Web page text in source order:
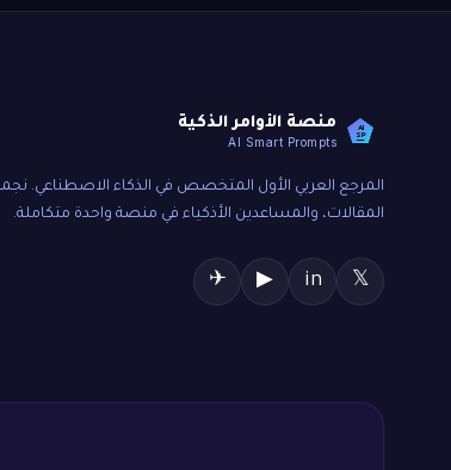
AI
SP
منصة الأوامر الذكية
AI Smart Prompts
المرجع العربي الأول المتخصص في الذكاء الاصطناعي. نجمع
المقالات، والمساعدين الأذكياء في منصة واحدة متكاملة.
𝕏
in
▶
✈